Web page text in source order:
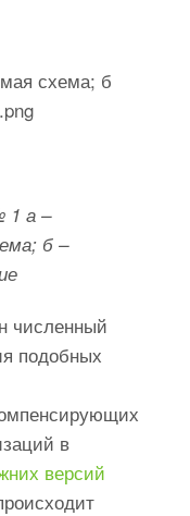
1 а –
б –
численный
подобных
в
версий